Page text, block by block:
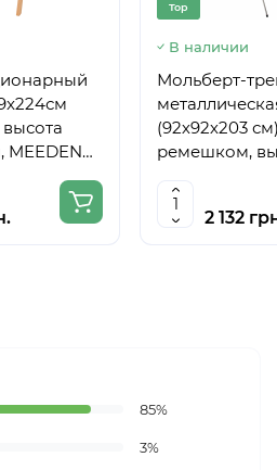
MEEDEN
Top
В наличии
Мольберт-
(92х92х203
ремешком,
полотна до
CRAFT
2 132
85%
3%